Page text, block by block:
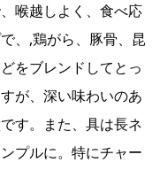
喉越しよく、食べ応
、,鶏がら、豚骨、昆
をブレンドしてとっ
が、深い味わいのあ
す。また、具は長ネ
プルに。特にチャー